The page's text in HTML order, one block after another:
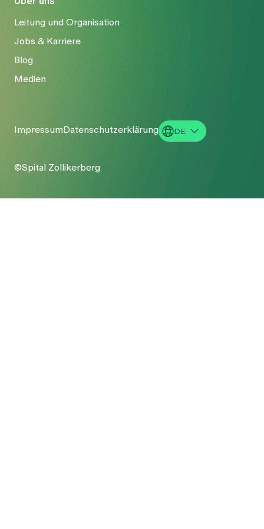
Leitung und Organisation
Jobs & Karriere
Blog
Medien
ImpressumDatenschutzerklärung
DE
©Spital Zollikerberg